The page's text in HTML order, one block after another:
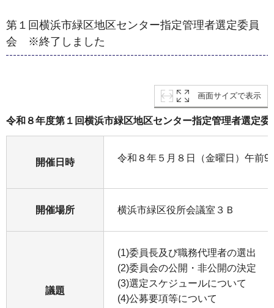
第１回横浜市緑区地区センター指定管理者選定委員
会 ※終了しました
画面サイズで表示
令和８年度第１回横浜市緑区地区センター指定管理者選定委
開催日時 令和８年５月８日（金曜日）午前9
開催場所 横浜市緑区役所会議室３Ｂ
議題
(1)委員長及び職務代理者の選出
(2)委員会の公開・非公開の決定
(3)選定スケジュールについて
(4)公募要項等について